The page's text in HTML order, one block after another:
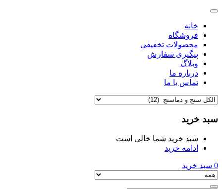
خانه
فروشگاه
محصولات تخفیفی
پیگیری سفارش
وبلاگ
درباره ما
تماس با ما
سبد خرید
سبد خرید شما خالی است
ادامه خرید
0 سبد خرید